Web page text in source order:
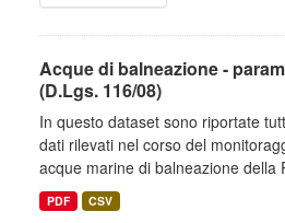
Acque di balneazione -
(D.Lgs. 116/08)
In questo dataset sono riportate
dati rilevati nel corso del
acque marine di balneazione della
PDF CSV